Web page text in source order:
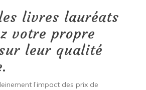
livres lauréats
votre propre
leur qualité
l’impact des prix de